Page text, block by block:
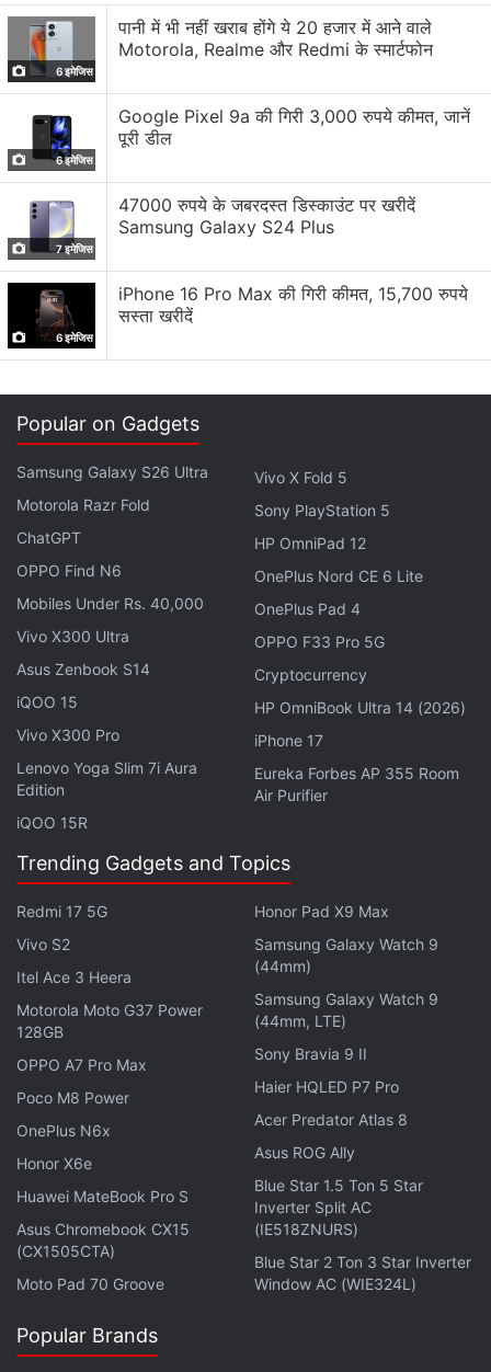
एरोडायनामिक डिजाइन है।
कार के अंदर स्लिम डैशबोर्ड, HD स्क्रीन और इंस्ट्रूमेंट क्लस्टर के
साथ लेटेस्‍ट तकनीक मिलने की बात कही गई है।
Kia EV6 EGMP प्लेटफॉर्म पर पोजिशन है। EGMP प्लेटफॉर्म को
इलेक्ट्रिक-ग्लोबल मॉड्यूलर प्लेटफॉर्म कहा जाता है। कंपनी इसे
Hyundai Ioniq के साथ भी शेयर करती है। बताया जाता है कि Kia
EV6 में 800 वोल्ट का चार्जिंग आर्किटेक्चर है, जो इसे सिर्फ 18 मिनट
में 10 से 80 प्रतिशत तक चार्ज कर देता है। यह कार महज 4.5 मिनट
की चार्जिंग में 100 किलोमीटर तक की रेंज दे सकती है।
लेटेस्ट टेक न्यूज़,स्मार्टफोन रिव्यू और लोकप्रिय
एक्सक्लूसिव ऑफर के लिए गैजेट्स 360
ये भी पढ़े: Kia, Kia EV6,Kia EV6 Electric Car ,Kia EV6 Electric Car
Launch
Kia EV6 india launch
price, Kia EV6 range
6 इमेजिस
पानी में भी नहीं खराब होंगे ये 20 हजार में आने वाले
Motorola, Realme और Redmi के स्मार्टफोन
6 इमेजिस
Google Pixel 9a की गिरी 3,000 रुपये कीमत, जानें
पूरी डील
7 इमेजिस
47000 रुपये के जबरदस्त डिस्काउंट पर खरीदें
Samsung Galaxy S24 Plus
6 इमेजिस
iPhone 16 Pro Max की गिरी कीमत, 15,700 रुपये
सस्ता खरीदें
Popular on Gadgets
Samsung Galaxy S26 Ultra
Motorola Razr Fold
ChatGPT
OPPO Find N6
Mobiles Under Rs. 40,000
Vivo X300 Ultra
Asus Zenbook S14
iQOO 15
Vivo X300 Pro
Lenovo Yoga Slim 7i Aura
Edition
iQOO 15R
Vivo X Fold 5
Sony PlayStation 5
HP OmniPad 12
OnePlus Nord CE 6 Lite
OnePlus Pad 4
OPPO F33 Pro 5G
Cryptocurrency
HP OmniBook Ultra 14 (2026)
iPhone 17
Eureka Forbes AP 355 Room
Air Purifier
Trending Gadgets and Topics
Redmi 17 5G
Vivo S2
Itel Ace 3 Heera
Motorola Moto G37 Power
128GB
OPPO A7 Pro Max
Poco M8 Power
OnePlus N6x
Honor X6e
Huawei MateBook Pro S
Asus Chromebook CX15
(CX1505CTA)
Moto Pad 70 Groove
Honor Pad X9 Max
Samsung Galaxy Watch 9
(44mm)
Samsung Galaxy Watch 9
(44mm, LTE)
Sony Bravia 9 II
Haier HQLED P7 Pro
Acer Predator Atlas 8
Asus ROG Ally
Blue Star 1.5 Ton 5 Star
Inverter Split AC
(IE518ZNURS)
Blue Star 2 Ton 3 Star Inverter
Window AC (WIE324L)
Popular Brands